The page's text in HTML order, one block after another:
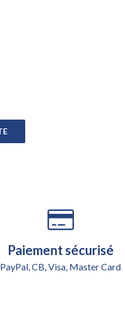
Paiement sécurisé
PayPal, CB, Visa, Master Card